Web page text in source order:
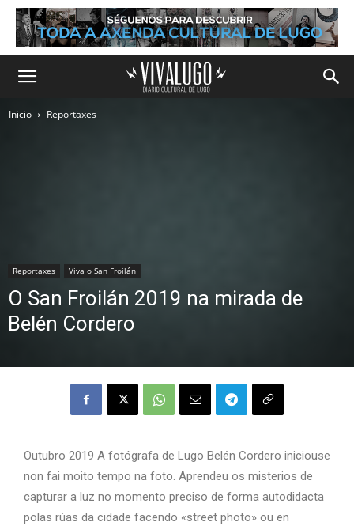
Inicio Reportaxes
Reportaxes Viva o San Froilán
O San Froilán 2019 na mirada de
Belén Cordero
Outubro 2019 A fotógrafa de Lugo Belén Cordero iniciouse
non fai moito tempo na foto. Aprendeu os misterios de
capturar a luz no momento preciso de forma autodidacta
polas rúas da cidade facendo «street photo» ou en